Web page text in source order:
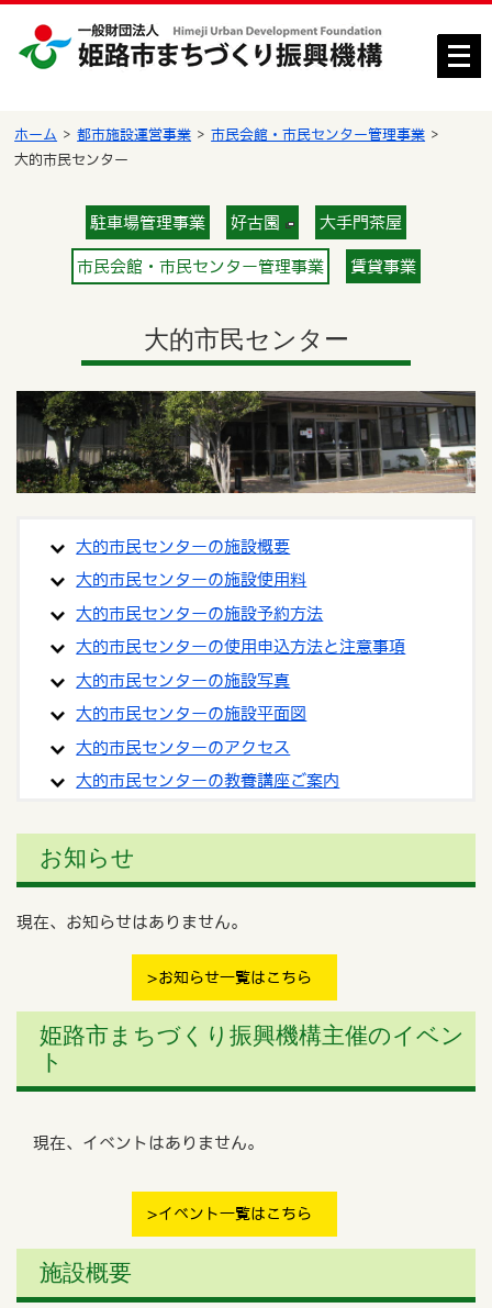
メ
ニ
ホーム 都市施設運営事業
市民会館・市民センター管理事業
大的市民センター
駐車場管理事業 好古園 大手門茶屋
市民会館・市民センター管理事業 賃貸事業
大的市民センター
大的市民センターの施設概要
大的市民センターの施設使用料
大的市民センターの施設予約方法
大的市民センターの使用申込方法と注意事項
大的市民センターの施設写真
大的市民センターの施設平面図
大的市民センターのアクセス
大的市民センターの教養講座ご案内
お知らせ
現在、お知らせはありません。
お知らせ一覧はこちら
姫路市まちづくり振興機構主催のイベン
ト
現在、イベントはありません。
イベント一覧はこちら
施設概要